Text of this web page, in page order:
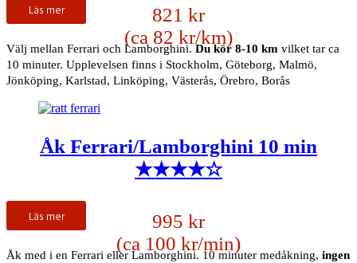
Läs mer
821 kr
(ca 82 kr/km)
Välj mellan Ferrari och Lamborghini. Du kör 8-10 km vilket tar ca
10 minuter. Upplevelsen finns i Stockholm, Göteborg, Malmö,
Jönköping, Karlstad, Linköping, Västerås, Örebro, Borås
Åk Ferrari/Lamborghini 10 min
★★★★☆
Läs mer
995 kr
(ca 100 kr/min)
Åk med i en Ferrari eller Lamborghini. 10 minuter medåkning, ingen